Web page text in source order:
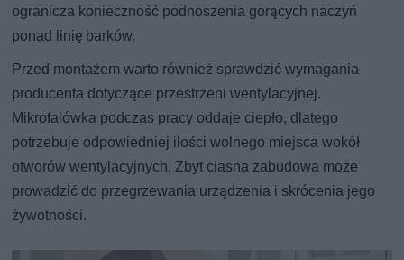
ogranicza konieczność podnoszenia gorących naczyń
ponad linię barków.
Przed montażem warto również sprawdzić wymagania
producenta dotyczące przestrzeni wentylacyjnej.
Mikrofalówka podczas pracy oddaje ciepło, dlatego
potrzebuje odpowiedniej ilości wolnego miejsca wokół
otworów wentylacyjnych. Zbyt ciasna zabudowa może
prowadzić do przegrzewania urządzenia i skrócenia jego
żywotności.